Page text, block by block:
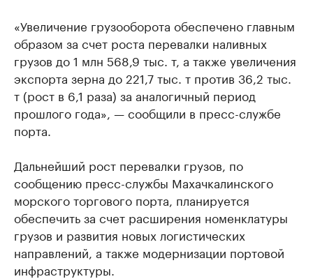
«Увеличение грузооборота обеспечено главным
образом за счет роста перевалки наливных
грузов до 1 млн 568,9 тыс. т, а также увеличения
экспорта зерна до 221,7 тыс. т против 36,2 тыс.
т (рост в 6,1 раза) за аналогичный период
прошлого года», — сообщили в пресс-службе
порта.
Дальнейший рост перевалки грузов, по
сообщению пресс-службы Махачкалинского
морского торгового порта, планируется
обеспечить за счет расширения номенклатуры
грузов и развития новых логистических
направлений, а также модернизации портовой
инфраструктуры.